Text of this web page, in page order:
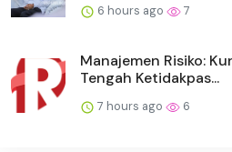
6 hours ago 7
Manajemen Risiko:
Tengah Ketidakpas...
7 hours ago 6